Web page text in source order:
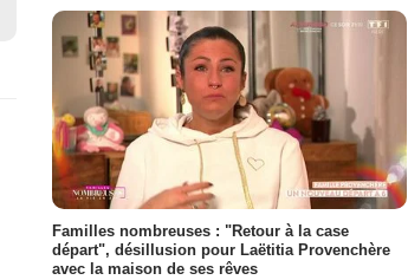
Familles nombreuses : "Retour à la case
départ", désillusion pour Laëtitia Provenchère
avec la maison de ses rêves